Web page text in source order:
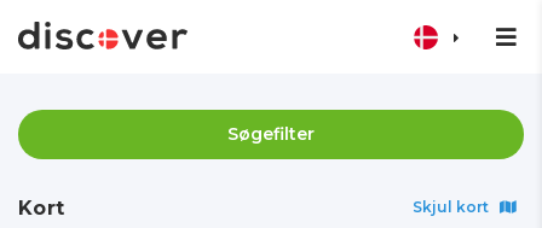
Søgefilter
Kort Skjul kort